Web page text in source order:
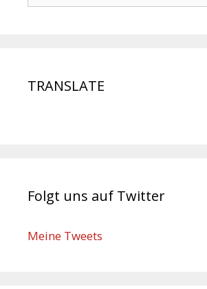
TRANSLATE
Folgt uns auf Twitter
Meine Tweets